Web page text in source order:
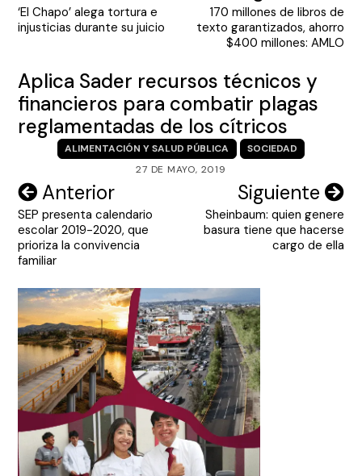
de
‘El Chapo’ alega tortura e
injusticias durante su juicio
170 millones de libros de
texto garantizados, ahorro
$400 millones: AMLO
Aplica Sader recursos técnicos y
financieros para combatir plagas
reglamentadas de los cítricos
ALIMENTACIÓN Y SALUD PÚBLICA
SOCIEDAD
27 DE MAYO, 2019
Navegación
de
entradas
Anterior
SEP presenta calendario
escolar 2019-2020, que
prioriza la convivencia
familiar
Siguiente
Sheinbaum: quien genere
basura tiene que hacerse
cargo de ella